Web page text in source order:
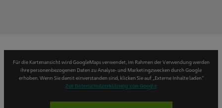
Für die Kartenansicht wird GoogleMaps verwendet, im Rahmen der Verwendung werden
ihre personenbezogenen Daten zu Analyse- und Marketingzwecken durch Google
erhoben. Wenn Sie damit einverstanden sind, klicken Sie auf „Externe Inhalte laden“
Zur Datenschutzerklärung von Google